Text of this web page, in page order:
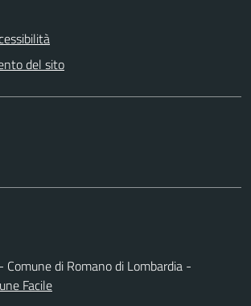
del sito
di Romano di Lombardia -
Facile